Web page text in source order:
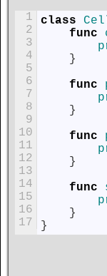
1
2
3
4
5
6
7
8
9
10
11
12
13
14
15
16
17
class
func
}
func
}
func
}
func
}
}